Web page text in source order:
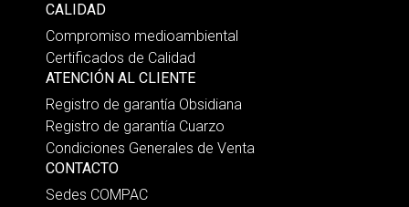
CALIDAD
Compromiso medioambiental
Certificados de Calidad
ATENCIÓN AL CLIENTE
Registro de garantía Obsidiana
Registro de garantía Cuarzo
Condiciones Generales de Venta
CONTACTO
Sedes COMPAC